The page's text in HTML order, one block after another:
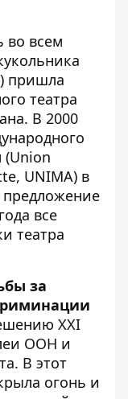
во всем
пришла
театра
В 2000
(Union
UNIMA) в
предложение
все
театра
за
XXI
ООН и
В этот
огонь и